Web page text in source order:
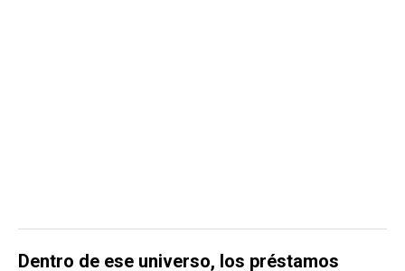
Dentro de ese universo, los préstamos